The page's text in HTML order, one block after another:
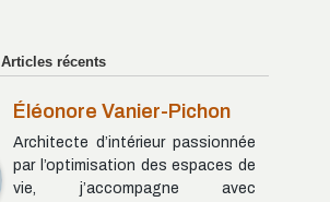
Articles récents
Éléonore Vanier-Pichon
Architecte d’intérieur passionnée
par l’optimisation des espaces de
vie, j’accompagne avec